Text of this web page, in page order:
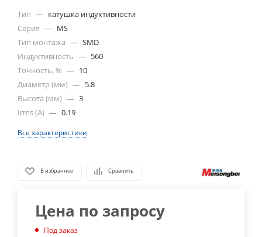
Тип — катушка индуктивности
Серия — MS
Тип монтажа — SMD
Индуктивность — 560
Точность, % — 10
Диаметр (мм) — 5.8
Высота (мм) — 3
Irms (A) — 0.19
Все характеристики
В избранное Сравнить
Цена по запросу
Под заказ